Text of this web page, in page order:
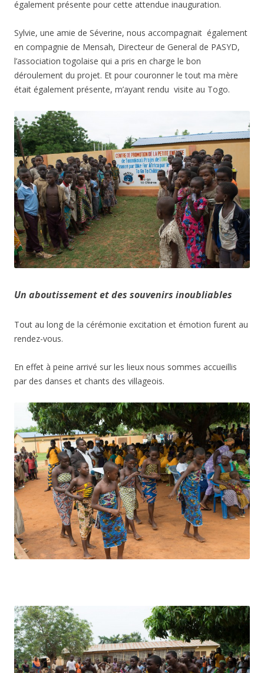
également présente pour cette attendue inauguration.
Sylvie, une amie de Séverine, nous accompagnait également
en compagnie de Mensah, Directeur de General de PASYD,
l’association togolaise qui a pris en charge le bon
déroulement du projet. Et pour couronner le tout ma mère
était également présente, m’ayant rendu visite au Togo.
Un aboutissement et des souvenirs inoubliables
Tout au long de la cérémonie excitation et émotion furent au
rendez-vous.
En effet à peine arrivé sur les lieux nous sommes accueillis
par des danses et chants des villageois.